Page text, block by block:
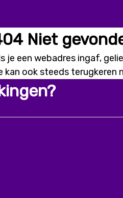
Niet
je een webadres ingaf,
kan ook steeds terugkeren